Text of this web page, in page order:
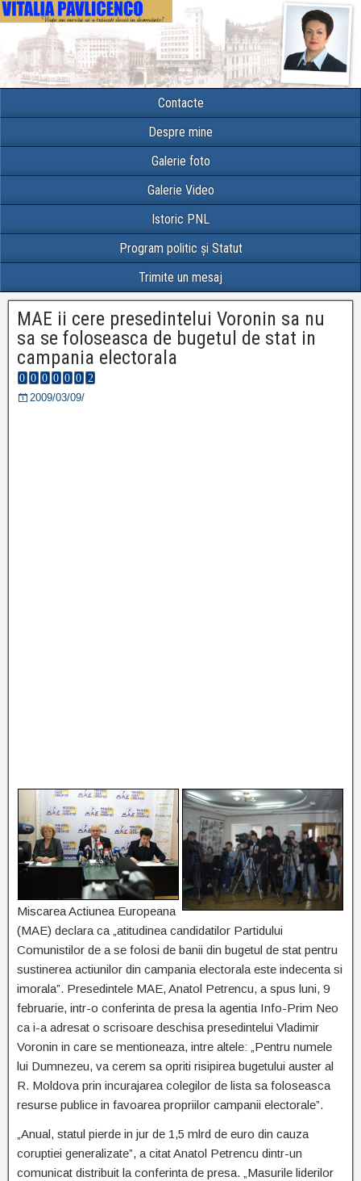
Contacte
Despre mine
Galerie foto
Galerie Video
Istoric PNL
Program politic și Statut
Trimite un mesaj
MAE ii cere presedintelui Voronin sa nu
sa se foloseasca de bugetul de stat in
campania electorala
2009/03/09/
Miscarea Actiunea Europeana
(MAE) declara ca „atitudinea candidatilor Partidului
Comunistilor de a se folosi de banii din bugetul de stat pentru
sustinerea actiunilor din campania electorala este indecenta si
imorala”. Presedintele MAE, Anatol Petrencu, a spus luni, 9
februarie, intr-o conferinta de presa la agentia Info-Prim Neo
ca i-a adresat o scrisoare deschisa presedintelui Vladimir
Voronin in care se mentioneaza, intre altele: „Pentru numele
lui Dumnezeu, va cerem sa opriti risipirea bugetului auster al
R. Moldova prin incurajarea colegilor de lista sa foloseasca
resurse publice in favoarea propriilor campanii electorale”.
„Anual, statul pierde in jur de 1,5 mlrd de euro din cauza
coruptiei generalizate”, a citat Anatol Petrencu dintr-un
comunicat distribuit la conferinta de presa. „Masurile liderilor